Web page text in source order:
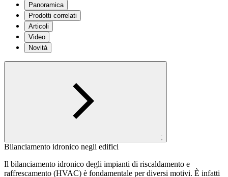
Panoramica
Prodotti correlati
Articoli
Video
Novità
;
Bilanciamento idronico negli edifici
Il bilanciamento idronico degli impianti di riscaldamento e
raffrescamento (HVAC) è fondamentale per diversi motivi. È infatti